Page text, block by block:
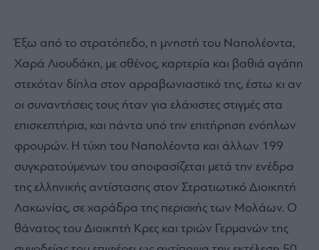
Έξω από το στρατόπεδο, η μνηστή του Ναπολέοντα,
Χαρά Λιουδάκη, με σθένος, καρτερία και βαθιά αγάπη
στεκόταν δίπλα στον αρραβωνιαστικό της, έστω κι αν
οι συναντήσεις τους ήταν για ελάχιστες στιγμές στα
επισκεπτήρια, και πάντα υπό την επιτήρηση ενόπλων
φρουρών. Η τύχη του Ναπολέοντα και άλλων 199
συγκρατούμενων του αποφασίζεται μετά την ενέδρα
της ελληνικής αντίστασης στον Στρατιωτικό Διοικητή
Λακωνίας, σε χαράδρα της περιοχής των Μολάων. Ο
θάνατος του Διοικητή Κρες και τριών Γερμανών της